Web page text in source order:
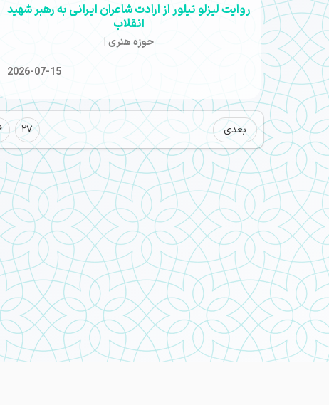
روایت لیزلو تیلور از ارادت شاعران ایرانی به رهبر شهید
انقلاب
حوزه هنری |
2026-07-15
بعدی 27